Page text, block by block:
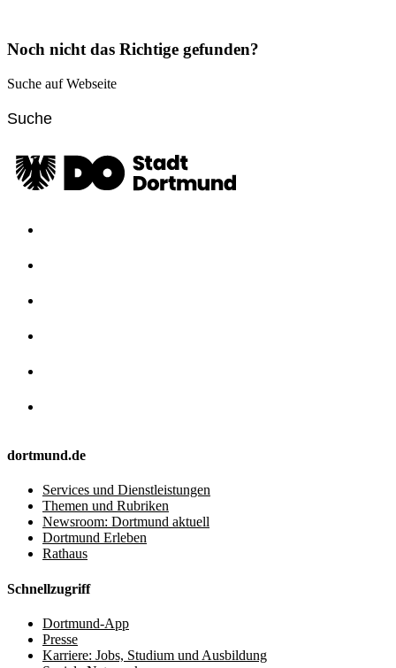
Noch nicht das Richtige gefunden?
Suche auf Webseite
dortmund.de
Services und Dienstleistungen
Themen und Rubriken
Newsroom: Dortmund aktuell
Dortmund Erleben
Rathaus
Schnellzugriff
Dortmund-App
Presse
Karriere: Jobs, Studium und Ausbildung